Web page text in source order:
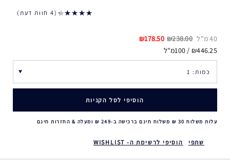
4 חוות דעת
40 מ"ל ₪238.00
₪178.50
₪446.25 / 100מ"ל
הוסיפי לסל הקניות
עלות משלוח 30 ₪ משלוח חינם ברכישה ב-249 ₪ ומעלה & החזרות חינם
שתפי הוסיפי לרשימת ה- WISHLIST